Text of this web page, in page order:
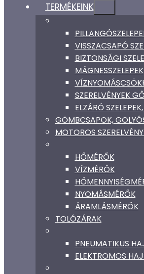
TERMÉKEINK
VISSZACSAPÓ
BIZTONSÁGI
MÁGNESSZELEPEK
SZERELVÉNYEK
ELZÁRÓ
GÖMBCSAPOK,
MOTOROS
HŐMÉRŐK
VÍZMÉRŐK
NYOMÁSMÉRŐK
ÁRAMLÁSMÉRŐK
TOLÓZÁRAK
PNEUMATIKUS
ELEKTROMOS